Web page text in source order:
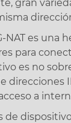
gran
NAT es una
para
es no
direcciones
a
de